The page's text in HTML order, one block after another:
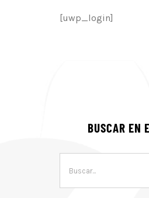
[uwp_login]
BUSCAR EN